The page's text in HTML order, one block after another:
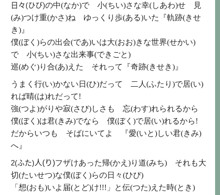
日々(ひび)の中(なか)で小(ちい)さな幸(しあわ)せ
見
(み)つけ重(かさ)ね ゆっくり歩(ある)いた『軌跡(きせ
き) 』
僕(ぼく)らの出会(であ)いは大(おお)きな世界(せかい)
で小(ちい)さな出来事(できごと)
巡(めぐ)り合(あ)えた それって『奇跡(きせき) 』
うまく行(い)かない 日(ひ)だって 二人(ふたり)で居(い)
れば晴(は)れだって!
強(つよ)がりや寂(さび)しさも忘(わす)れられるから
僕(ぼく)は君(きみ)でなら僕(ぼく)で居(い)れるから!
だからいつも そばにいてよ 『愛(いと)しい君(きみ)
へ』
2(ふた)人(り)フザけあった帰(かえ)り道(みち) それも大
切(たいせつ)な僕(ぼく)らの日々(ひび)
「想(おも)いよ 届(とど)け!!! 」と伝(つた)えた時(とき)